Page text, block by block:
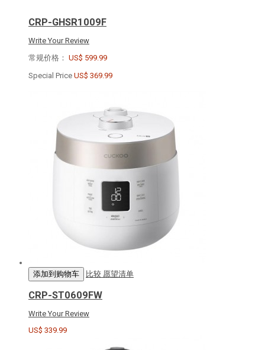
CRP-GHSR1009F
Write Your Review
常规价格： US$ 599.99
Special Price US$ 369.99
添加到购物车 比较 愿望清单
CRP-ST0609FW
Write Your Review
US$ 339.99